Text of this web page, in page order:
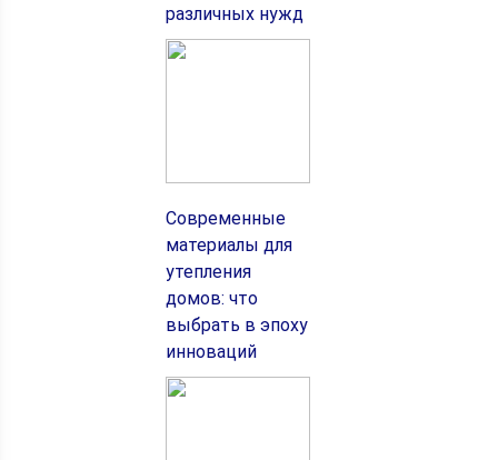
различных нужд
Современные
материалы для
утепления
домов: что
выбрать в эпоху
инноваций